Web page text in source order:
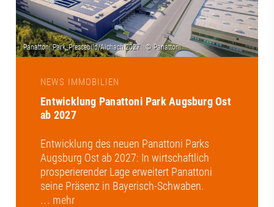
NEWS IMMOBILIEN
Entwicklung Panattoni Park Augsburg Ost
ab 2027
Entwicklung des neuen Panattoni Parks
Augsburg Ost ab 2027: In wirtschaftlich
prosperierender Lage erweitert Panattoni
seine Präsenz in Bayerisch-Schwaben.
... mehr